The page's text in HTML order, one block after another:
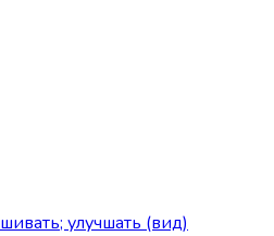
улучшать (вид)